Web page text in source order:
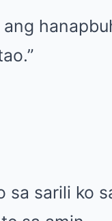
sa sarili ko